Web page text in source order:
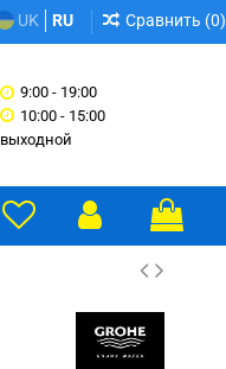
UK RU Сравнить (0)
9:00 - 19:00
10:00 - 15:00
выходной